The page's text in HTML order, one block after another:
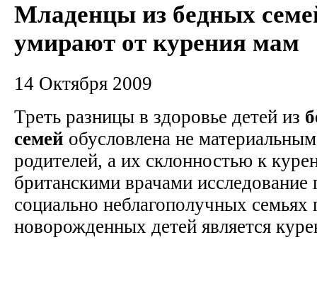
Младенцы из бедных
умирают от курения мам
14 Октября 2009
Треть разницы в здоровье детей из
семей обусловлена не
родителей, а их склонностью к
британскими врачами исследование
социально неблагополучных
новорожденных детей является